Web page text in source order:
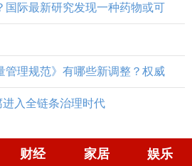
国际最新研究发现一种药物或可
管理规范》有哪些新调整？权威
进入全链条治理时代
财经 家居 娱乐